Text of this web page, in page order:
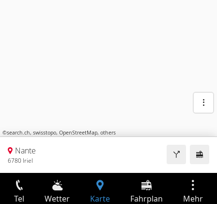
©search.ch, swisstopo, OpenStreetMap, others
Nante
6780 Iriel
Tel Wetter Karte Fahrplan Mehr